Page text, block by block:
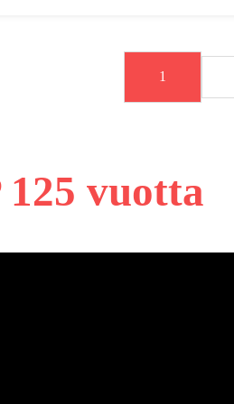
1
125 vuotta